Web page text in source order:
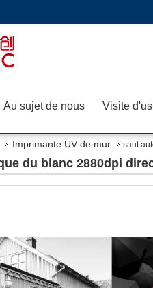
Au sujet de nous Visite
Imprimante UV de mur saut
du blanc 2880dpi